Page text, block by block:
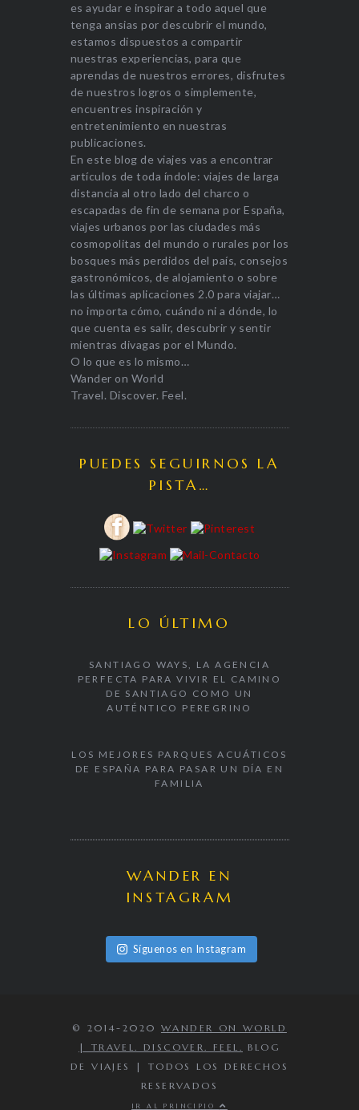
es ayudar e inspirar a todo aquel que
tenga ansias por descubrir el mundo,
estamos dispuestos a compartir
nuestras experiencias, para que
aprendas de nuestros errores, disfrutes
de nuestros logros o simplemente,
encuentres inspiración y
entretenimiento en nuestras
publicaciones.
En este blog de viajes vas a encontrar
artículos de toda índole: viajes de larga
distancia al otro lado del charco o
escapadas de fin de semana por España,
viajes urbanos por las ciudades más
cosmopolitas del mundo o rurales por los
bosques más perdidos del país, consejos
gastronómicos, de alojamiento o sobre
las últimas aplicaciones 2.0 para viajar…
no importa cómo, cuándo ni a dónde, lo
que cuenta es salir, descubrir y sentir
mientras divagas por el Mundo.
O lo que es lo mismo…
Wander on World
Travel. Discover. Feel.
PUEDES SEGUIRNOS LA
PISTA…
LO ÚLTIMO
SANTIAGO WAYS, LA AGENCIA
PERFECTA PARA VIVIR EL CAMINO
DE SANTIAGO COMO UN
AUTÉNTICO PEREGRINO
LOS MEJORES PARQUES ACUÁTICOS
DE ESPAÑA PARA PASAR UN DÍA EN
FAMILIA
WANDER EN
INSTAGRAM
Síguenos en Instagram
© 2014-2020 WANDER ON WORLD
| TRAVEL. DISCOVER. FEEL. BLOG
DE VIAJES | TODOS LOS DERECHOS
RESERVADOS
IR AL PRINCIPIO